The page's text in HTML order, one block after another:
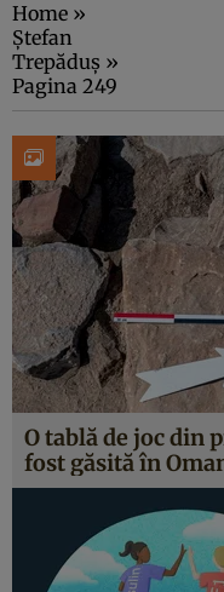
Home »
Ștefan
Trepăduș »
Pagina 249
O tablă de joc din
fost găsită în